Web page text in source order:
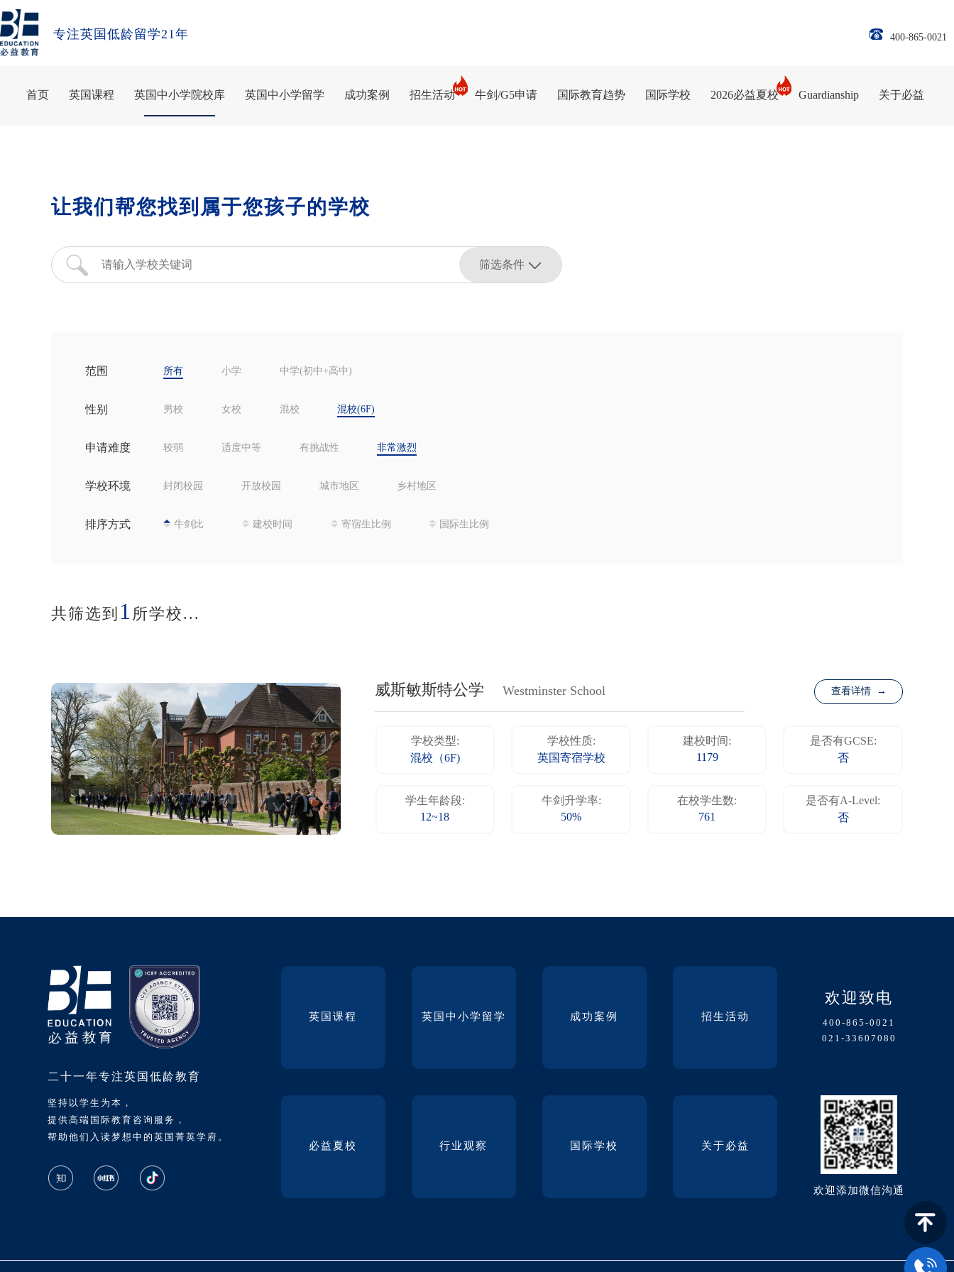
专注英国低龄留学21年 400-865-0021
首页 英国课程 英国中小学院校库 英国中小学留学 成功案例 招生活动 牛剑/G5申请 国际教育趋势 国际学校 2026必益夏校 Guardianship 关于必益
让我们帮您找到属于您孩子的学校
筛选条件
范围 所有 小学 中学(初中+高中)
性别 男校 女校 混校 混校(6F)
申请难度 较弱 适度中等 有挑战性 非常激烈
学校环境 封闭校园 开放校园 城市地区 乡村地区
排序方式 牛剑比 建校时间 寄宿生比例 国际生比例
共筛选到 1 所学校...
威斯敏斯特公学 Westminster School 查看详情 →
学校类型:
混校（6F)
学校性质:
英国寄宿学校
建校时间:
1179
是否有GCSE:
否
学生年龄段:
12~18
牛剑升学率:
50%
在校学生数:
761
是否有A-Level:
否
二十一年专注英国低龄教育
坚持以学生为本，
提供高端国际教育咨询服务，
帮助他们入读梦想中的英国菁英学府。
英国课程 英国中小学留学 成功案例 招生活动
必益夏校 行业观察 国际学校 关于必益
欢迎致电
400-865-0021
021-33607080
欢迎添加微信沟通